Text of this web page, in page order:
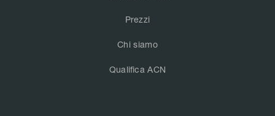
Prezzi
Chi siamo
Qualifica ACN